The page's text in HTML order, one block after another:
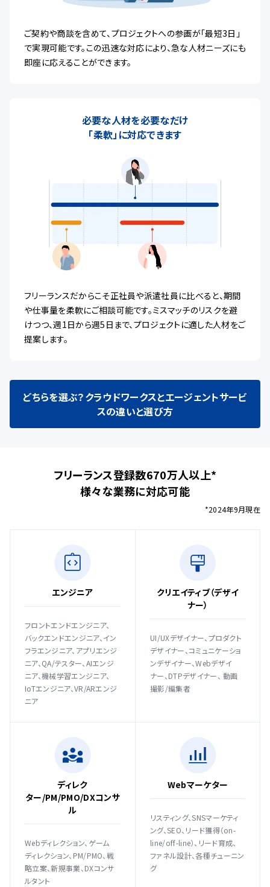
ご契約や商談を含めて、プロジェクトへの参画が「最短3日」
で実現可能です。この迅速な対応により、急な人材ニーズにも
即座に応えることができます。
必要な人材を必要なだけ
「柔軟」に対応できます
フリーランスだからこそ正社員や派遣社員に比べると、期間
や仕事量を柔軟にご相談可能です。ミスマッチのリスクを避
けつつ、週1日から週5日まで、プロジェクトに適した人材をご
提案します。
どちらを選ぶ？クラウドワークスとエージェントサービ
スの違いと選び方
フリーランス登録数670万人以上*
様々な業務に対応可能
*2024年9月現在
エンジニア
フロントエンドエンジニア、
バックエンドエンジニア、イン
フラエンジニア、アプリエンジ
ニア、QA/テスター、AIエンジ
ニア、機械学習エンジニア、
IoTエンジニア、VR/ARエンジ
ニア
クリエイティブ（デザイ
ナー）
UI/UXデザイナー、プロダクト
デザイナー、コミュニケーショ
ンデザイナー、Webデザイ
ナー、DTPデザイナー、 動画
撮影/編集者
ディレク
ター/PM/PMO/DXコンサ
ル
Webディレクション、ゲーム
ディレクション、PM/PMO、戦
略立案、新規事業、DXコンサ
ルタント
Webマーケター
リスティング、SNSマーケティ
ング、SEO、リード獲得（on-
line/off-line）、リード育成、
ファネル設計、各種チューニン
グ